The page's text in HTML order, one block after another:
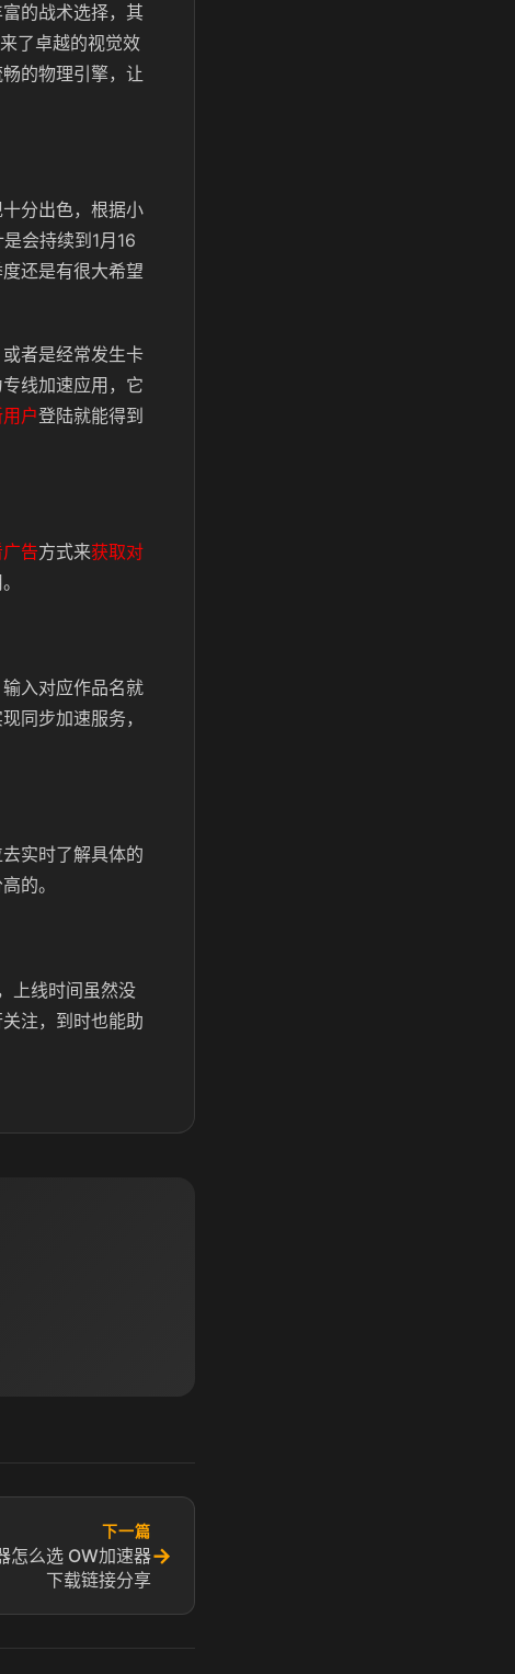
的战术选择，其
了卓越的视觉效
的物理引擎，让
分出色，根据小
会持续到1月16
还是有很大希望
者是经常发生卡
线加速应用，它
户登陆就能得到
告方式来获取对
入对应作品名就
同步加速服务，
实时了解具体的
的。
上线时间虽然没
注，到时也能助
下一篇
怎么选 OW加速器
下载链接分享
→